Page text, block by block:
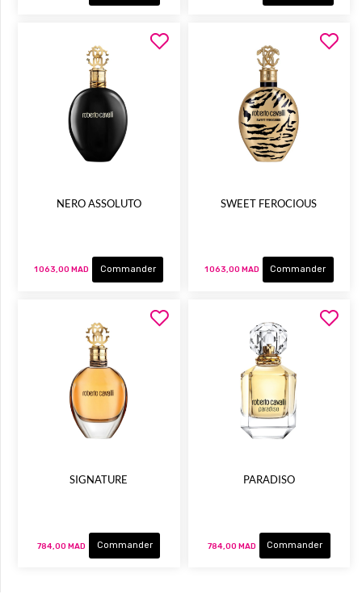
NERO ASSOLUTO
1 063,00 MAD Commander
SWEET FEROCIOUS
1 063,00 MAD Commander
SIGNATURE
784,00 MAD Commander
PARADISO
784,00 MAD Commander